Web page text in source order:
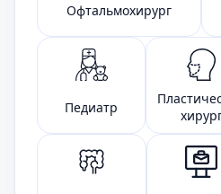
Офтальмохирург
Педиатр